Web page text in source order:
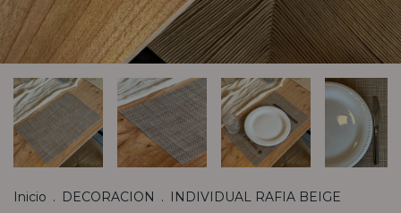
Inicio . DECORACION . INDIVIDUAL RAFIA BEIGE